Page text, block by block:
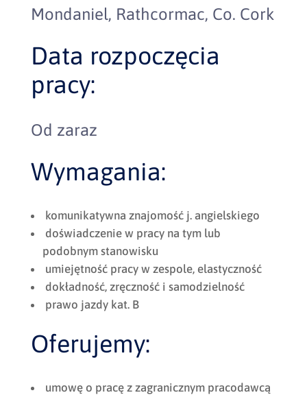
Mondaniel, Rathcormac, Co. Cork
Data rozpoczęcia
pracy:
Od zaraz
Wymagania:
komunikatywna znajomość j. angielskiego
doświadczenie w pracy na tym lub
podobnym stanowisku
umiejętność pracy w zespole, elastyczność
dokładność, zręczność i samodzielność
prawo jazdy kat. B
Oferujemy:
umowę o pracę z zagranicznym pracodawcą